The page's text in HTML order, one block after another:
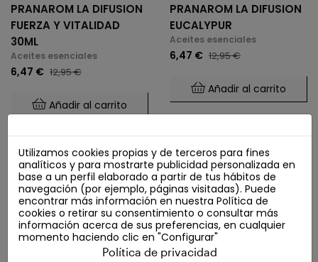
PRANAROM LA DIFUSION
FUERZA Y VITALIDAD
30ML
Aceites esenciales
6,47 € 12,95 €
Añadir al carrito
PRANAROM LA DIFUSION
EUCALYPUR
Aceites esenciales
6,47 € 12,95 €
Añadir al carrito
-50% -50%
Utilizamos cookies propias y de terceros para fines
analíticos y para mostrarte publicidad personalizada en
base a un perfil elaborado a partir de tus hábitos de
navegación (por ejemplo, páginas visitadas). Puede
encontrar más información en nuestra Política de
cookies o retirar su consentimiento o consultar más
información acerca de sus preferencias, en cualquier
momento haciendo clic en "Configurar"
Política de privacidad